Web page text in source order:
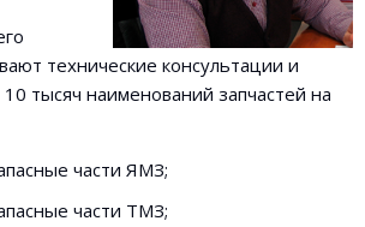
технические консультации и
тысяч наименований запчастей на
части ЯМЗ;
части ТМЗ;